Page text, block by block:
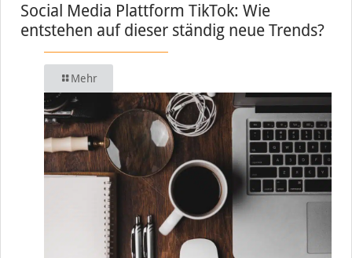
Social Media Plattform TikTok: Wie
entstehen auf dieser ständig neue Trends?
Mehr